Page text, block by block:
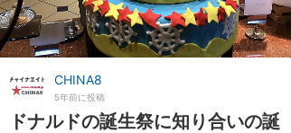
CHINA8
5年前に投稿
ドナルドの誕生祭に知り合いの誕